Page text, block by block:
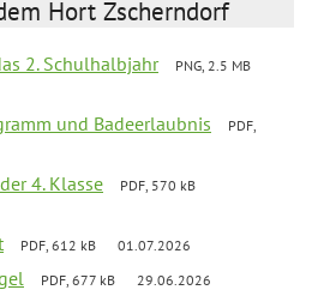
Hort Zscherndorf
2. Schulhalbjahr
PNG, 2.5 MB
und Badeerlaubnis
PDF,
4. Klasse
PDF, 570 kB
PDF, 612 kB 01.07.2026
PDF, 677 kB 29.06.2026